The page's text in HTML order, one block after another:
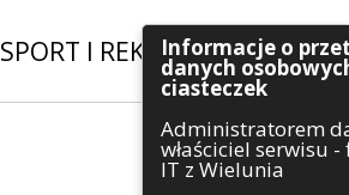
SPORT I REKREACJA|
Szukaj
Informacje o
danych
ciasteczek
Administratorem
właściciel serwisu
IT z Wielunia